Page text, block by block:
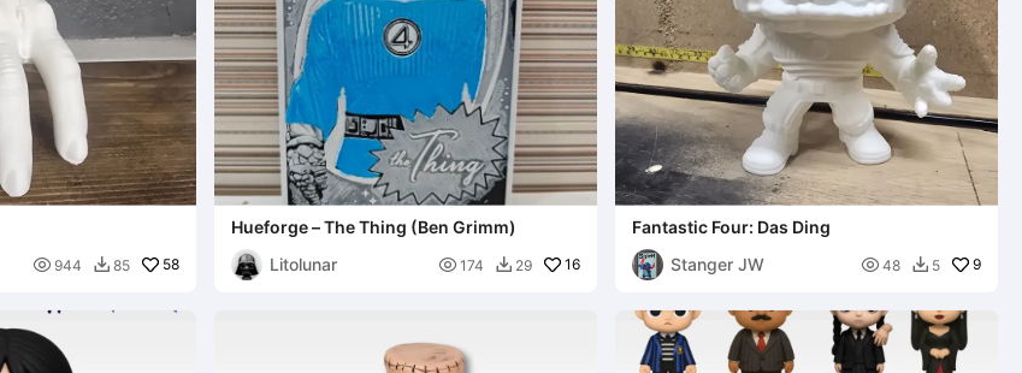
 944  85 58
Hueforge – The Thing (Ben Grimm)
Litolunar
 174  29 16
Fantastic Four: Das Ding
Stanger JW
 48  5 9